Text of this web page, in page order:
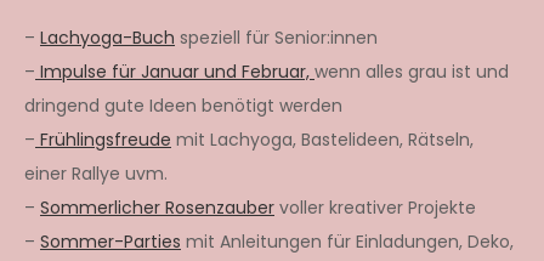
– Lachyoga-Buch speziell für Senior:innen
– Impulse für Januar und Februar, wenn alles grau ist und
dringend gute Ideen benötigt werden
– Frühlingsfreude mit Lachyoga, Bastelideen, Rätseln,
einer Rallye uvm.
– Sommerlicher Rosenzauber voller kreativer Projekte
– Sommer-Parties mit Anleitungen für Einladungen, Deko,